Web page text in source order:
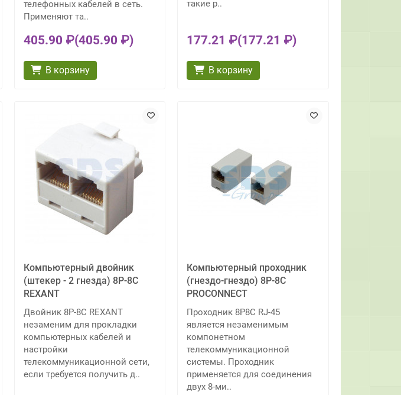
телефонных кабелей в сеть.
Применяют та..
405.90 ₽(405.90 ₽)
В корзину
такие р..
177.21 ₽(177.21 ₽)
В корзину
Компьютерный двойник
(штекер - 2 гнезда) 8P-8C
REXANT
Двойник 8Р-8С REXANT
незаменим для прокладки
компьютерных кабелей и
настройки
телекоммуникационной сети,
если требуется получить д..
Компьютерный проходник
(гнездо-гнездо) 8P-8C
PROCONNECT
Проходник 8P8C RJ-45
является незаменимым
компонетном
телекоммуникационной
системы. Проходник
применяется для соединения
двух 8-ми..